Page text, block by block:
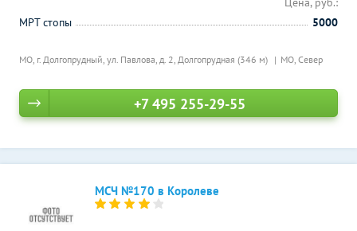
МО, г. Долгопрудный, ул. Павлова, д. 2, Долгопрудная (346 м) МО, Север
МРТ стопы
5000
+7 495 255-29-55
МСЧ №170 в Королеве